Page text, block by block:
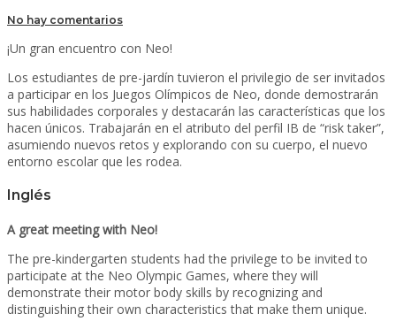
No hay comentarios
¡Un gran encuentro con Neo!
Los estudiantes de pre-jardín tuvieron el privilegio de ser invitados
a participar en los Juegos Olímpicos de Neo, donde demostrarán
sus habilidades corporales y destacarán las características que los
hacen únicos. Trabajarán en el atributo del perfil IB de “risk taker”,
asumiendo nuevos retos y explorando con su cuerpo, el nuevo
entorno escolar que les rodea.
Inglés
A great meeting with Neo!
The pre-kindergarten students had the privilege to be invited to
participate at the Neo Olympic Games, where they will
demonstrate their motor body skills by recognizing and
distinguishing their own characteristics that make them unique.